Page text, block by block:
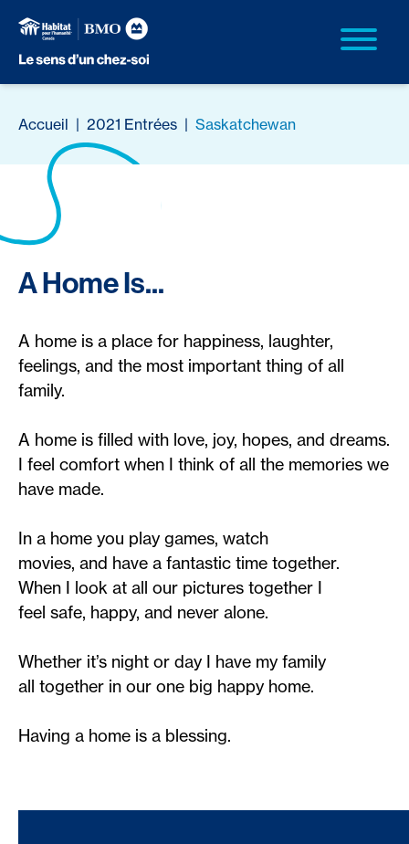
Accueil | 2021 Entrées | Saskatchewan
A Home Is...
A home is a place for happiness, laughter,
feelings, and the most important thing of all
family.
A home is filled with love, joy, hopes, and dreams.
I feel comfort when I think of all the memories we
have made.
In a home you play games, watch
movies, and have a fantastic time together.
When I look at all our pictures together I
feel safe, happy, and never alone.
Whether it’s night or day I have my family
all together in our one big happy home.
Having a home is a blessing.